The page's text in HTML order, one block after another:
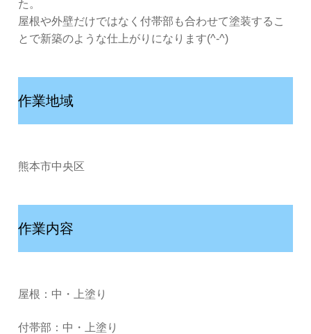
た。
屋根や外壁だけではなく付帯部も合わせて塗装するこ
とで新築のような仕上がりになります(^-^)
作業地域
熊本市中央区
作業内容
屋根：中・上塗り
付帯部：中・上塗り